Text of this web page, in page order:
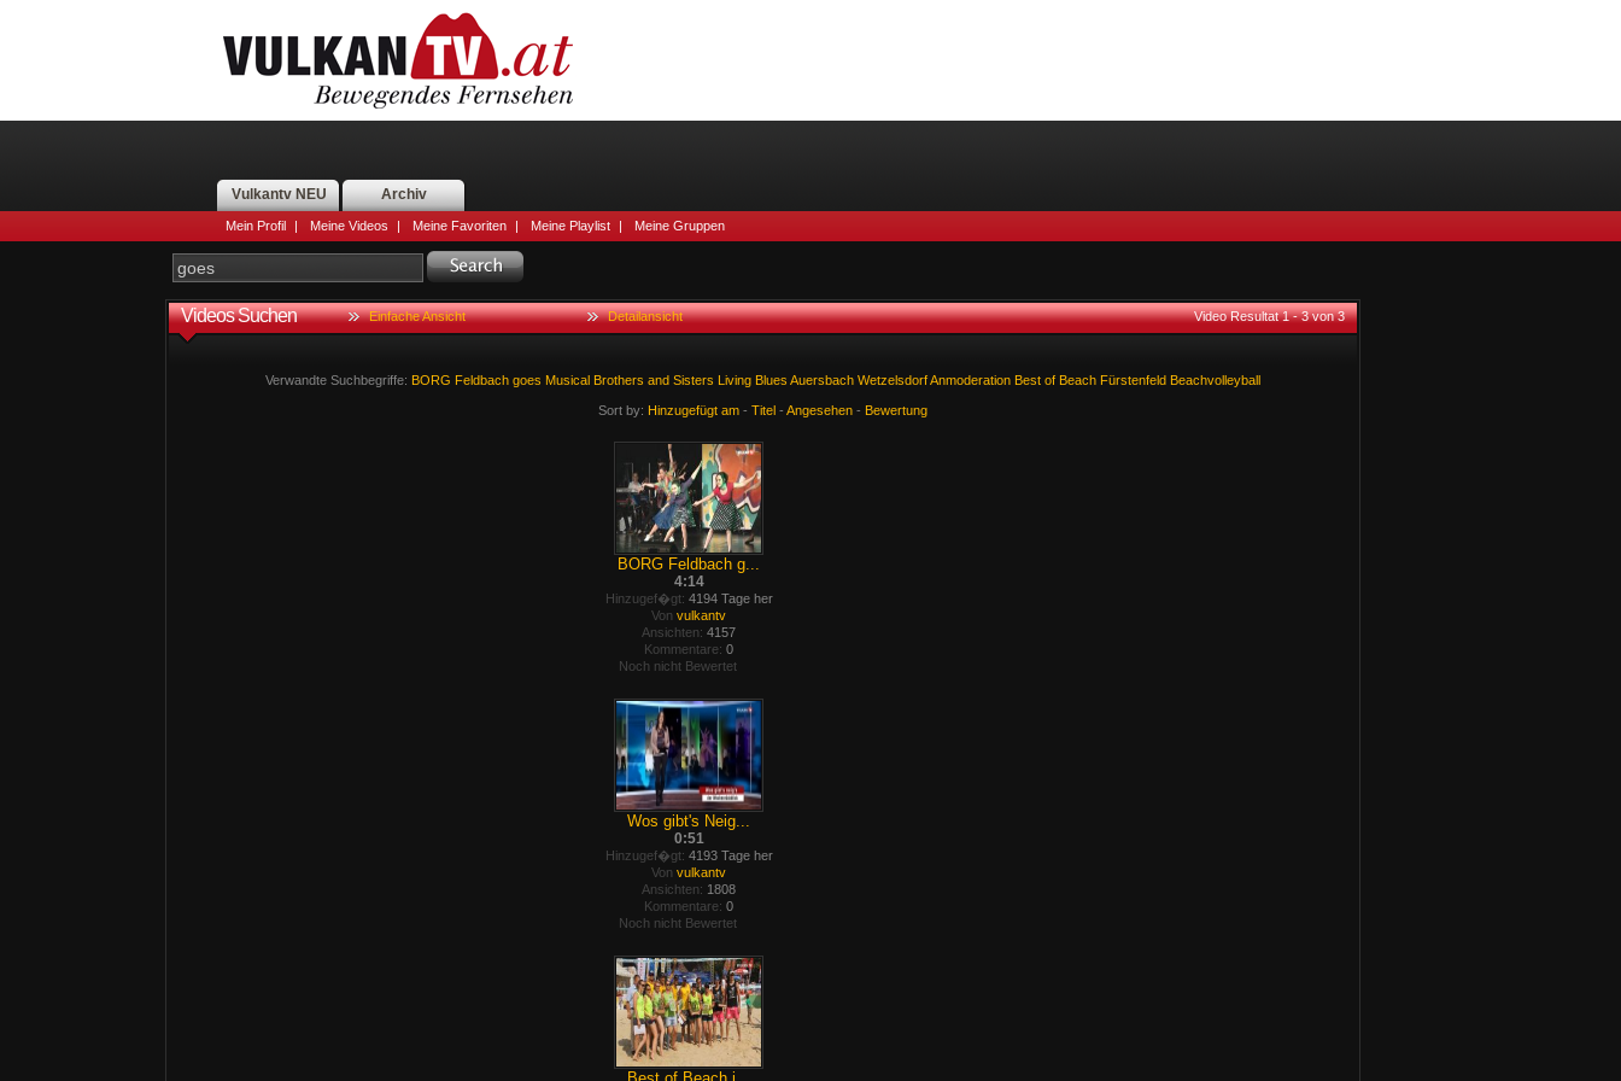
Vulkantv NEU Archiv
Mein Profil | Meine Videos | Meine Favoriten | Meine Playlist | Meine Gruppen
Videos Suchen Einfache Ansicht Detailansicht Video Resultat 1 - 3 von 3
Verwandte Suchbegriffe: BORG Feldbach goes Musical Brothers and Sisters Living Blues Auersbach WetzelsdorfAnmoderation Best of Beach Fürstenfeld Beachvolleyball
Sort by: Hinzugefügt am - Titel - Angesehen - Bewertung
BORG Feldbach g...
4:14
Hinzugef�gt: 4194 Tage her
Von vulkantv
Ansichten: 4157
Kommentare: 0
Noch nicht Bewertet
Wos gibt's Neig...
0:51
Hinzugef�gt: 4193 Tage her
Von vulkantv
Ansichten: 1808
Kommentare: 0
Noch nicht Bewertet